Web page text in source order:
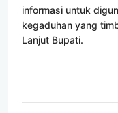
informasi untuk
kegaduhan yang
Lanjut Bupati.